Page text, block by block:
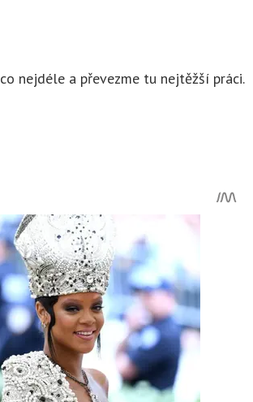
nejdéle a převezme tu nejtěžší práci.